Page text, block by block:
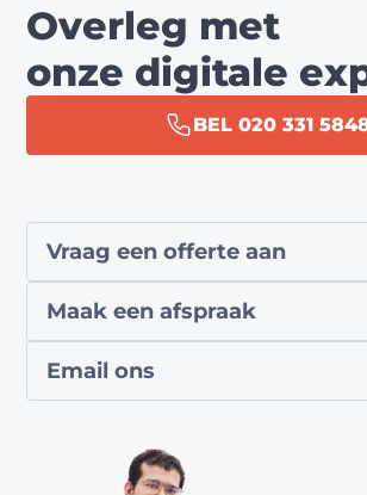
Overleg met
onze digitale
BEL 020 331
Vraag een offerte aan
Maak een afspraak
Email ons